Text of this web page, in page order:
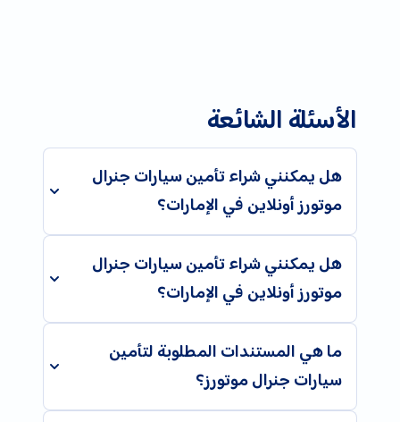
الأسئلة الشائعة
هل يمكنني شراء تأمين سيارات جنرال
موتورز أونلاين في الإمارات؟
هل يمكنني شراء تأمين سيارات جنرال
موتورز أونلاين في الإمارات؟
ما هي المستندات المطلوبة لتأمين
سيارات جنرال موتورز؟